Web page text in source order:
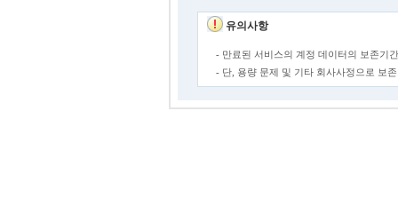
유의사항
- 만료된 서비스의 계정 데이터의 보존기
- 단, 용량 문제 및 기타 회사사정으로 보